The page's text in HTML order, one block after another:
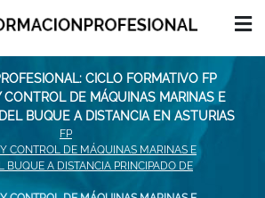
CICLO FORMATIVO FP
CONTROL DE MÁQUINAS MARINAS E
BUQUE A DISTANCIA EN ASTURIAS
FP
CONTROL DE MÁQUINAS MARINAS E
BUQUE A DISTANCIA PRINCIPADO DE